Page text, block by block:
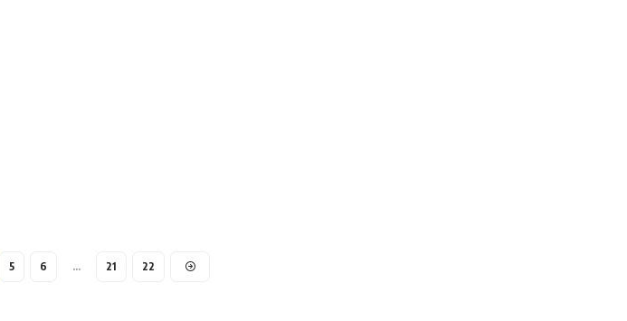
5 6 … 21 22